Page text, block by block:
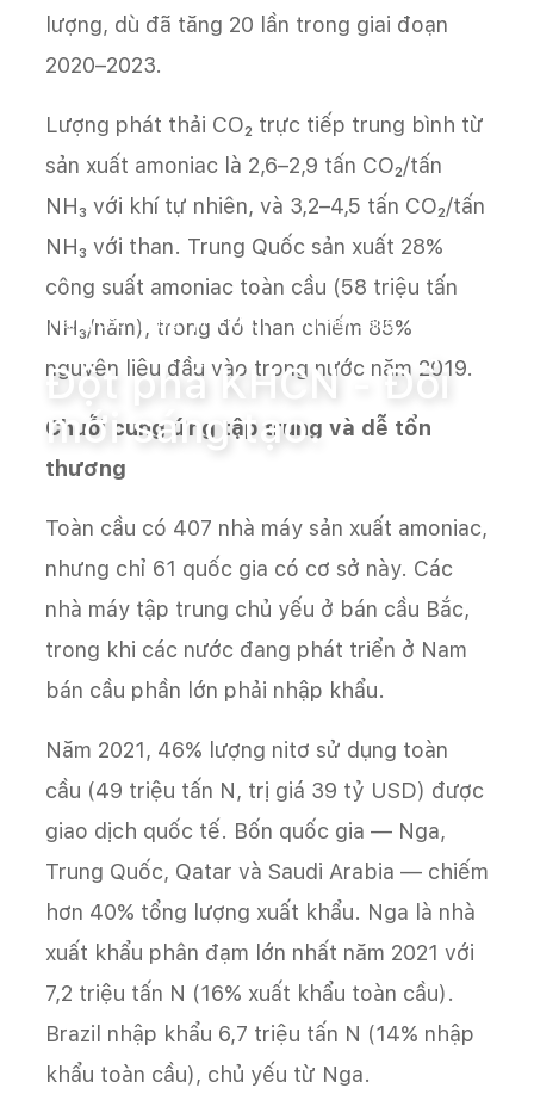
Trang chủ Đột phá KHCN - Đổi mới sáng tạo.
Đột phá KHCN - Đổi
mới sáng tạo.
lượng, dù đã tăng 20 lần trong giai đoạn
2020–2023.
Lượng phát thải CO₂ trực tiếp trung bình từ
sản xuất amoniac là 2,6–2,9 tấn CO₂/tấn
NH₃ với khí tự nhiên, và 3,2–4,5 tấn CO₂/tấn
NH₃ với than. Trung Quốc sản xuất 28%
công suất amoniac toàn cầu (58 triệu tấn
NH₃/năm), trong đó than chiếm 85%
nguyên liệu đầu vào trong nước năm 2019.
Chuỗi cung ứng tập trung và dễ tổn
thương
Toàn cầu có 407 nhà máy sản xuất amoniac,
nhưng chỉ 61 quốc gia có cơ sở này. Các
nhà máy tập trung chủ yếu ở bán cầu Bắc,
trong khi các nước đang phát triển ở Nam
bán cầu phần lớn phải nhập khẩu.
Năm 2021, 46% lượng nitơ sử dụng toàn
cầu (49 triệu tấn N, trị giá 39 tỷ USD) được
giao dịch quốc tế. Bốn quốc gia — Nga,
Trung Quốc, Qatar và Saudi Arabia — chiếm
hơn 40% tổng lượng xuất khẩu. Nga là nhà
xuất khẩu phân đạm lớn nhất năm 2021 với
7,2 triệu tấn N (16% xuất khẩu toàn cầu).
Brazil nhập khẩu 6,7 triệu tấn N (14% nhập
khẩu toàn cầu), chủ yếu từ Nga.